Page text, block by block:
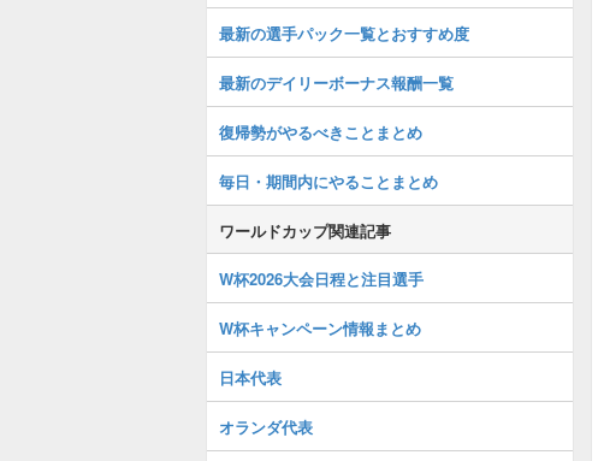
最新の選手パック一覧とおすすめ度
最新のデイリーボーナス報酬一覧
復帰勢がやるべきことまとめ
毎日・期間内にやることまとめ
ワールドカップ関連記事
W杯2026大会日程と注目選手
W杯キャンペーン情報まとめ
日本代表
オランダ代表